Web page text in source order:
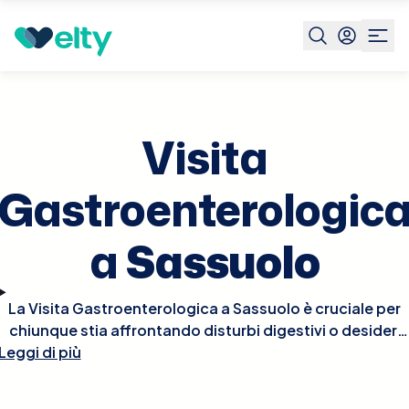
Prenota visita Sassuolo
Visita
aSassuolo
La Visita Gastroenterologica a Sassuolo è cruciale per
chiunque stia affrontando disturbi digestivi o desideri
valutare la salute del proprio apparato
di più